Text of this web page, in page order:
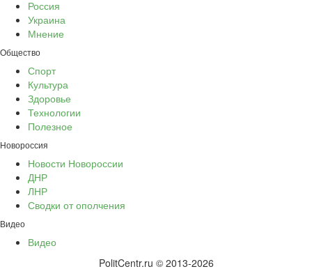
Россия
Украина
Мнение
Общество
Спорт
Культура
Здоровье
Технологии
Полезное
Новороссия
Новости Новороссии
ДНР
ЛНР
Сводки от ополчения
Видео
Видео
PolitCentr.ru © 2013-2026